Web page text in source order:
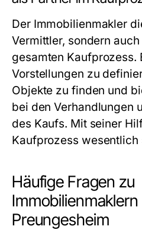
Der Immobilienmakler
Vermittler, sondern
gesamten Kaufprozess.
Vorstellungen zu
Objekte zu finden und
bei den Verhandlungen
des Kaufs. Mit seiner
Kaufprozess wesentlich
Häufige Fragen zu
Immobilienmaklern
Preungesheim